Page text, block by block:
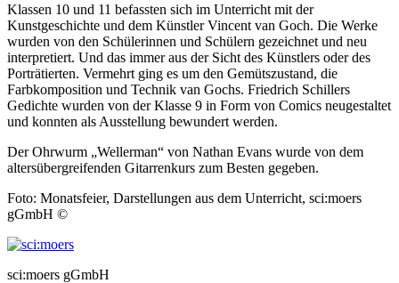
Klassen 10 und 11 befassten sich im Unterricht mit der
Kunstgeschichte und dem Künstler Vincent van Goch. Die Werke
wurden von den Schülerinnen und Schülern gezeichnet und neu
interpretiert. Und das immer aus der Sicht des Künstlers oder des
Porträtierten. Vermehrt ging es um den Gemütszustand, die
Farbkomposition und Technik van Gochs. Friedrich Schillers
Gedichte wurden von der Klasse 9 in Form von Comics neugestaltet
und konnten als Ausstellung bewundert werden.
Der Ohrwurm „Wellerman“ von Nathan Evans wurde von dem
altersübergreifenden Gitarrenkurs zum Besten gegeben.
Foto: Monatsfeier, Darstellungen aus dem Unterricht, sci:moers
gGmbH ©
sci:moers gGmbH